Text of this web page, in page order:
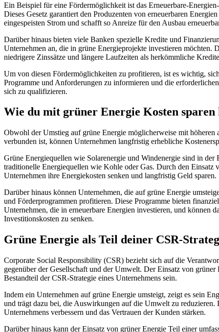
Ein Beispiel für eine Fördermöglichkeit ist das Erneuerbare-
Dieses Gesetz garantiert den Produzenten von erneuerbaren
eingespeisten Strom und schafft so Anreize für den Ausbau
Darüber hinaus bieten viele Banken spezielle Kredite und
Unternehmen an, die in grüne Energieprojekte investieren möchten.
niedrigere Zinssätze und längere Laufzeiten als herkömmliche
Um von diesen Fördermöglichkeiten zu profitieren, ist es wichtig,
Programme und Anforderungen zu informieren und die
sich zu qualifizieren.
Wie du mit grüner Energie Kosten sparen
Obwohl der Umstieg auf grüne Energie möglicherweise mit höheren
verbunden ist, können Unternehmen langfristig erhebliche
Grüne Energiequellen wie Solarenergie und Windenergie sind in der
traditionelle Energiequellen wie Kohle oder Gas. Durch den Einsatz
Unternehmen ihre Energiekosten senken und langfristig Geld sparen.
Darüber hinaus können Unternehmen, die auf grüne Energie
und Förderprogrammen profitieren. Diese Programme bieten
Unternehmen, die in erneuerbare Energien investieren, und können
Investitionskosten zu senken.
Grüne Energie als Teil deiner CSR-
Corporate Social Responsibility (CSR) bezieht sich auf die
gegenüber der Gesellschaft und der Umwelt. Der Einsatz von
Bestandteil der CSR-Strategie eines Unternehmens sein.
Indem ein Unternehmen auf grüne Energie umsteigt, zeigt es sein
und trägt dazu bei, die Auswirkungen auf die Umwelt zu reduzieren.
Unternehmens verbessern und das Vertrauen der Kunden stärken.
Darüber hinaus kann der Einsatz von grüner Energie Teil einer